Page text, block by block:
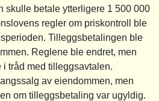
skulle betale ytterligere 1 500 000
regler om priskontroll ble
Tilleggsbetalingen ble
Reglene ble endret, men
tråd med tilleggsavtalen.
av eiendommen, men
om tilleggsbetaling var ugyldig.